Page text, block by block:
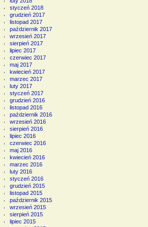
styczeń 2018
grudzień 2017
listopad 2017
październik 2017
wrzesień 2017
sierpień 2017
lipiec 2017
czerwiec 2017
maj 2017
kwiecień 2017
marzec 2017
luty 2017
styczeń 2017
grudzień 2016
listopad 2016
październik 2016
wrzesień 2016
sierpień 2016
lipiec 2016
czerwiec 2016
maj 2016
kwiecień 2016
marzec 2016
luty 2016
styczeń 2016
grudzień 2015
listopad 2015
październik 2015
wrzesień 2015
sierpień 2015
lipiec 2015